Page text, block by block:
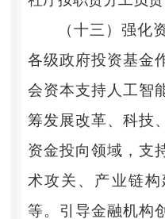
（十三）强化
各级政府投资基金
会资本支持人工智
筹发展改革、科技
资金投向领域，支
术攻关、产业链
等。引导金融机构